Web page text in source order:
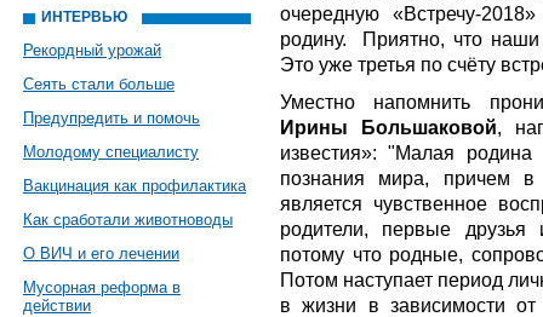
ИНТЕРВЬЮ
Рекордный урожай
Сеять стали больше
Предупредить и помочь
Молодому специалисту
Вакцинация как профилактика
Как сработали животноводы
О ВИЧ и его лечении
Мусорная реформа в
действии
очередную «Встречу-
родину. Приятно, что наши
Это уже третья по счёту
Уместно напомнить
Ирины Большаковой,
известия»:"Малая родина
познания мира, причем в
является чувственное
родители, первые
потому что родные,
Потом наступает период
в жизни в зависимости от